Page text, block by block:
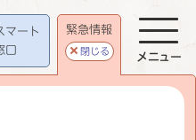
マート
口
緊急情報
閉じる
メニュー